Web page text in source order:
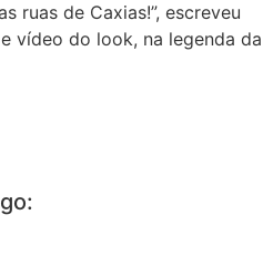
ruas de Caxias!”, escreveu
vídeo do look, na legenda da